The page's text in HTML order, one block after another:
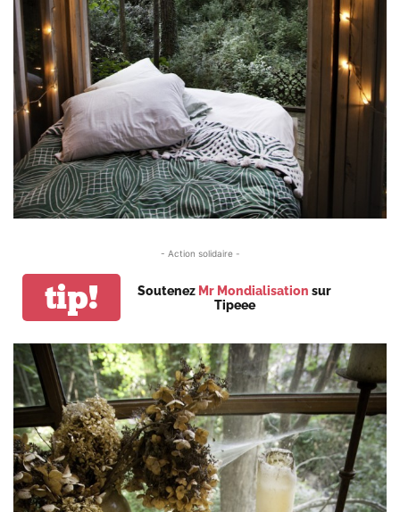
- Action solidaire -
tip! Soutenez Mr Mondialisation sur
Tipeee